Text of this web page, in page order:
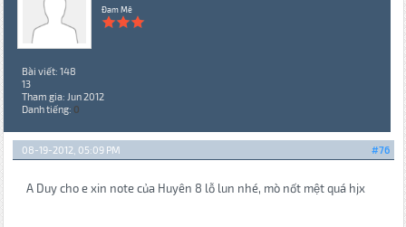
Đam Mê
Bài viết: 148
13
Tham gia: Jun 2012
Danh tiếng: 0
#76
08-19-2012, 05:09 PM
A Duy cho e xin note của Huyên 8 lỗ lun nhé, mò nốt mệt quá hjx